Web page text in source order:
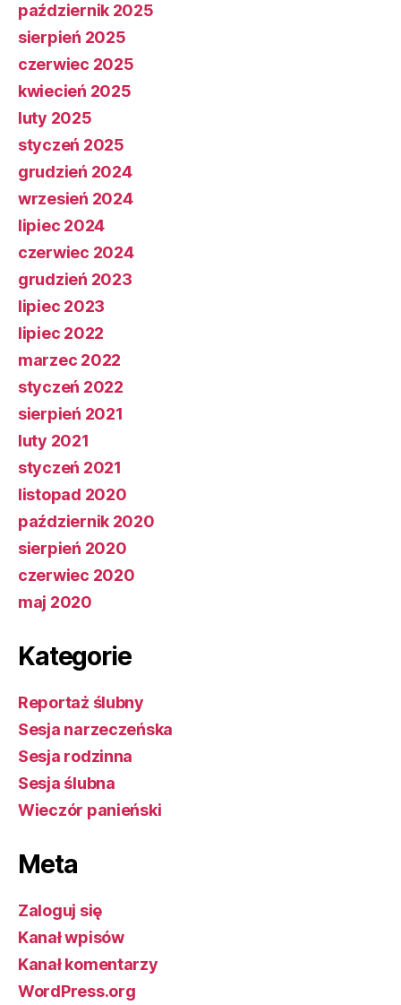
październik 2025
sierpień 2025
czerwiec 2025
kwiecień 2025
luty 2025
styczeń 2025
grudzień 2024
wrzesień 2024
lipiec 2024
czerwiec 2024
grudzień 2023
lipiec 2023
lipiec 2022
marzec 2022
styczeń 2022
sierpień 2021
luty 2021
styczeń 2021
listopad 2020
październik 2020
sierpień 2020
czerwiec 2020
maj 2020
Kategorie
Reportaż ślubny
Sesja narzeczeńska
Sesja rodzinna
Sesja ślubna
Wieczór panieński
Meta
Zaloguj się
Kanał wpisów
Kanał komentarzy
WordPress.org